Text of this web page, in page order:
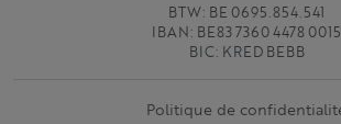
BTW: BE 0695.854.541
IBAN: BE83 7360 4478 0015
BIC: KRED BEBB
Politique de